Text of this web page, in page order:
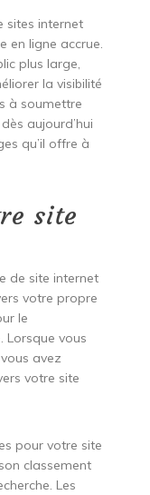
sites internet
en ligne accrue.
plus large,
la visibilité
à soumettre
aujourd’hui
qu’il offre à
site
de site internet
votre propre
le
Lorsque vous
avez
votre site
pour votre site
classement
Les